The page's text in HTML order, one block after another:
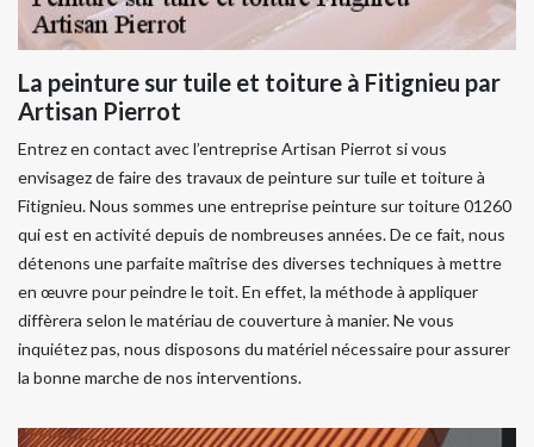
La peinture sur tuile et toiture à Fitignieu par
Artisan Pierrot
Entrez en contact avec l’entreprise Artisan Pierrot si vous
envisagez de faire des travaux de peinture sur tuile et toiture à
Fitignieu. Nous sommes une entreprise peinture sur toiture 01260
qui est en activité depuis de nombreuses années. De ce fait, nous
détenons une parfaite maîtrise des diverses techniques à mettre
en œuvre pour peindre le toit. En effet, la méthode à appliquer
diffèrera selon le matériau de couverture à manier. Ne vous
inquiétez pas, nous disposons du matériel nécessaire pour assurer
la bonne marche de nos interventions.